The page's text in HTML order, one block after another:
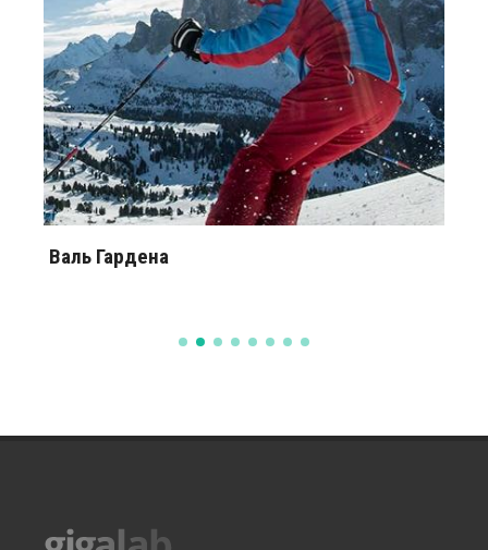
Валь Гардена